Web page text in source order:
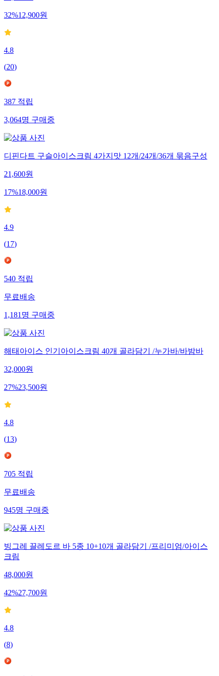
32%12,900원
4.8
(20)
387적립
3,064명구매중
디핀다트 구슬아이스크림 4가지맛 12개/24개/36개 묶음구성
21,600원
17%18,000원
4.9
(17)
540적립
무료배송
1,181명구매중
해태아이스 인기아이스크림 40개 골라담기 /누가바/바밤바
32,000원
27%23,500원
4.8
(13)
705적립
무료배송
945명구매중
빙그레 끌레도르 바 5종 10+10개 골라담기 /프리미엄/아이스
크림
48,000원
42%27,700원
4.8
(8)